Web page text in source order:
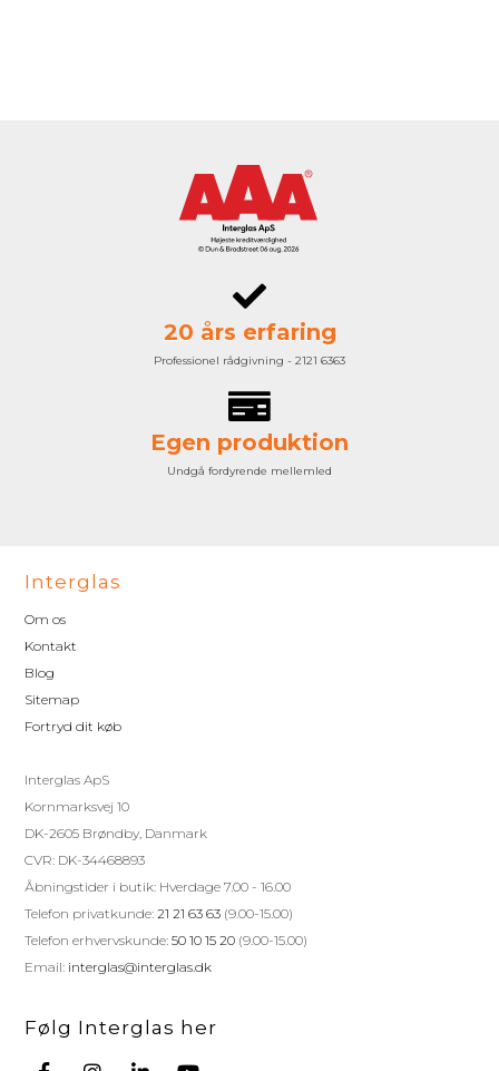
20 års erfaring
Professionel rådgivning - 2121 6363
Egen produktion
Undgå fordyrende mellemled
Interglas
Om os
Kontakt
Blog
Sitemap
Fortryd dit køb
Interglas ApS
Kornmarksvej 10
DK-2605 Brøndby, Danmark
CVR: DK-34468893
Åbningstider i butik: Hverdage 7.00 - 16.00
Telefon privatkunde:21 21 63 63 (9.00-15.00)
Telefon erhvervskunde:50 10 15 20 (9.00-15.00)
Email: interglas@interglas.dk
Følg Interglas her